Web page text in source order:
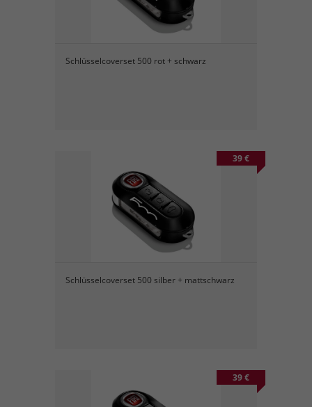
Schlüsselcoverset 500 rot + schwarz
39 €
Schlüsselcoverset 500 silber + mattschwarz
39 €